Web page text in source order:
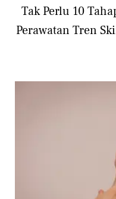
Tak Perlu 10
Perawatan Tren